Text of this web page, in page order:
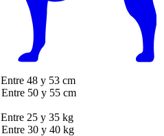
Entre 48 y 53 cm
Entre 50 y 55 cm
Entre 25 y 35 kg
Entre 30 y 40 kg